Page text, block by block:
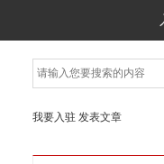
我要入驻 发表文章